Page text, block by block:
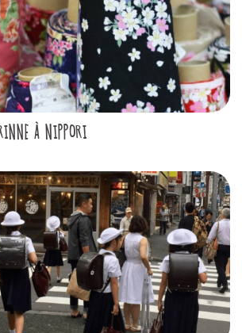
À NIPPORI